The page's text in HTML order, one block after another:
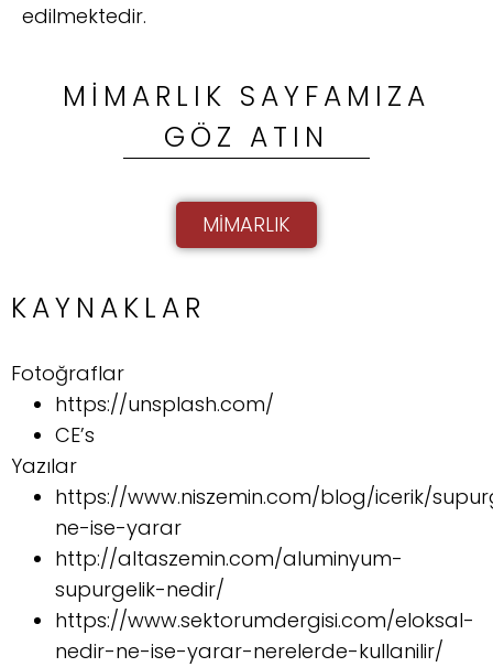
edilmektedir.
MIMARLIK SAYFAMIZA
GÖZ ATIN
MIMARLIK
KAYNAKLAR
Fotoğraflar
https://unsplash.com/
CE’s
Yazılar
https://www.niszemin.com/blog/icerik/
ne-ise-yarar
http://altaszemin.com/aluminyum-
supurgelik-nedir/
https://www.sektorumdergisi.com/eloksal-
nedir-ne-ise-yarar-nerelerde-kullanilir/